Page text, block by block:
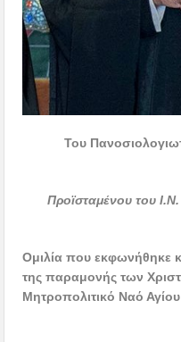
Του
Προϊσταμένου του
Ομιλία που εκφωνήθηκε
της παραμονής των
Μητροπολιτικό Ναό